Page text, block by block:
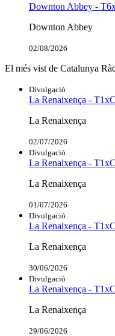
Downton Abbey -
Downton Abbey
02/08/2026
El més vist de Catalunya
Divulgació
La Renaixença -
La Renaixença
02/07/2026
Divulgació
La Renaixença -
La Renaixença
01/07/2026
Divulgació
La Renaixença -
La Renaixença
30/06/2026
Divulgació
La Renaixença -
La Renaixença
29/06/2026